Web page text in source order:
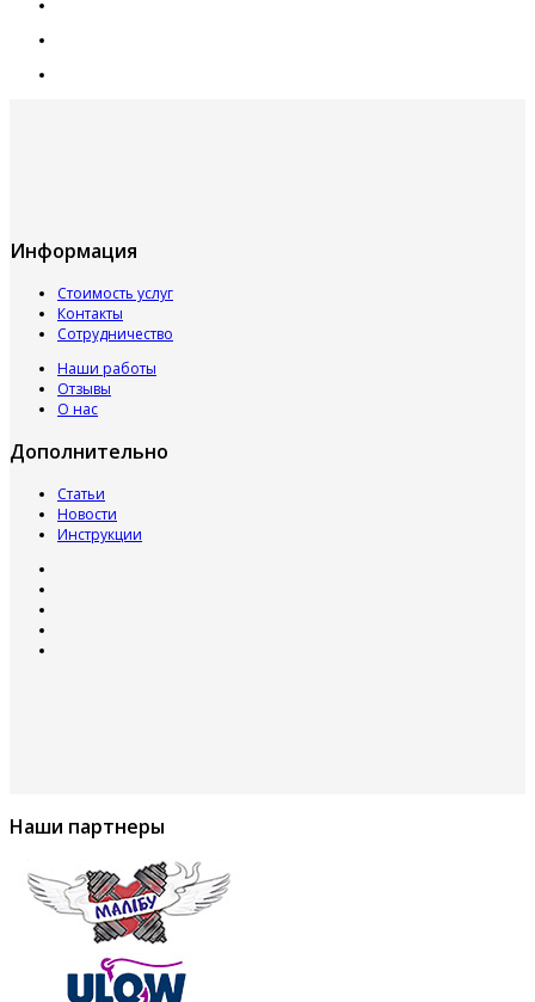
Информация
Стоимость услуг
Контакты
Сотрудничество
Наши работы
Отзывы
О нас
Дополнительно
Статьи
Новости
Инструкции
Наши партнеры